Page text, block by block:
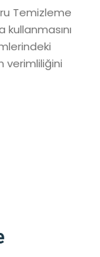
Temizleme
verimliliğini